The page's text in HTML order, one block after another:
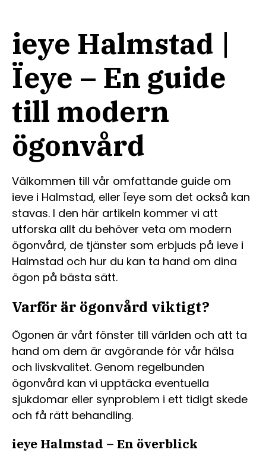
ieye Halmstad |
Ïeye – En guide
till modern
ögonvård
Välkommen till vår omfattande guide om
ieve i Halmstad, eller Ïeye som det också kan
stavas. I den här artikeln kommer vi att
utforska allt du behöver veta om modern
ögonvård, de tjänster som erbjuds på ieve i
Halmstad och hur du kan ta hand om dina
ögon på bästa sätt.
Varför är ögonvård viktigt?
Ögonen är vårt fönster till världen och att ta
hand om dem är avgörande för vår hälsa
och livskvalitet. Genom regelbunden
ögonvård kan vi upptäcka eventuella
sjukdomar eller synproblem i ett tidigt skede
och få rätt behandling.
ieye Halmstad – En överblick